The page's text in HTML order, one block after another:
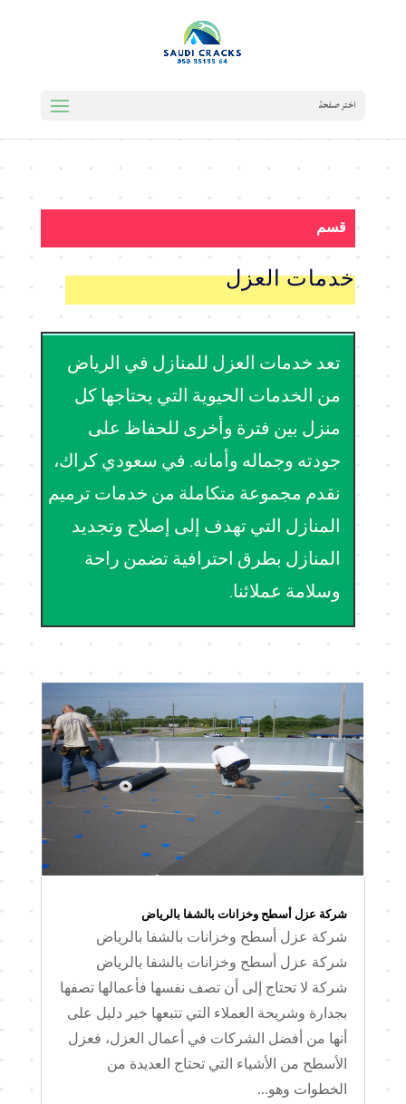
اختر صفحة
قسم
خدمات العزل
تعد خدمات العزل للمنازل في الرياض
من الخدمات الحيوية التي يحتاجها كل
منزل بين فترة وأخرى للحفاظ على
جودته وجماله وأمانه. في سعودي كراك،
نقدم مجموعة متكاملة من خدمات ترميم
المنازل التي تهدف إلى إصلاح وتجديد
المنازل بطرق احترافية تضمن راحة
وسلامة عملائنا.
شركة عزل أسطح وخزانات بالشفا بالرياض
شركة عزل أسطح وخزانات بالشفا بالرياض
شركة عزل أسطح وخزانات بالشفا بالرياض
شركة لا تحتاج إلى أن تصف نفسها فأعمالها تصفها
بجدارة وشريحة العملاء التي تتبعها خير دليل على
أنها من أفضل الشركات في أعمال العزل، فعزل
الأسطح من الأشياء التي تحتاج العديدة من
الخطوات وهو...